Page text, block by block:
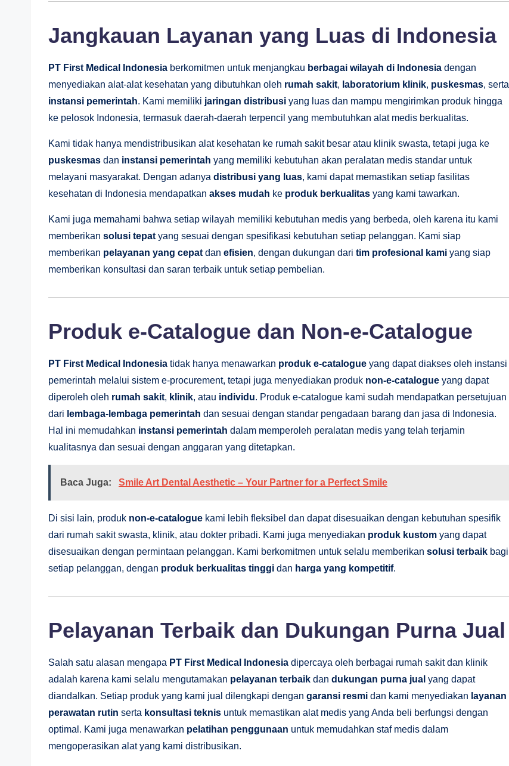
Jangkauan Layanan yang Luas di Indonesia
PT First Medical Indonesia berkomitmen untuk menjangkau berbagai wilayah di Indonesia dengan
menyediakan alat-alat kesehatan yang dibutuhkan oleh rumah sakit, laboratorium klinik, puskesmas, serta
instansi pemerintah. Kami memiliki jaringan distribusi yang luas dan mampu mengirimkan produk hingga
ke pelosok Indonesia, termasuk daerah-daerah terpencil yang membutuhkan alat medis berkualitas.
Kami tidak hanya mendistribusikan alat kesehatan ke rumah sakit besar atau klinik swasta, tetapi juga ke
puskesmas dan instansi pemerintah yang memiliki kebutuhan akan peralatan medis standar untuk
melayani masyarakat. Dengan adanya distribusi yang luas, kami dapat memastikan setiap fasilitas
kesehatan di Indonesia mendapatkan akses mudah ke produk berkualitas yang kami tawarkan.
Kami juga memahami bahwa setiap wilayah memiliki kebutuhan medis yang berbeda, oleh karena itu kami
memberikan solusi tepat yang sesuai dengan spesifikasi kebutuhan setiap pelanggan. Kami siap
memberikan pelayanan yang cepat dan efisien, dengan dukungan dari tim profesional kami yang siap
memberikan konsultasi dan saran terbaik untuk setiap pembelian.
Produk e-Catalogue dan Non-e-Catalogue
PT First Medical Indonesia tidak hanya menawarkan produk e-catalogue yang dapat diakses oleh instansi
pemerintah melalui sistem e-procurement, tetapi juga menyediakan produk non-e-catalogue yang dapat
diperoleh oleh rumah sakit, klinik, atau individu. Produk e-catalogue kami sudah mendapatkan persetujuan
dari lembaga-lembaga pemerintah dan sesuai dengan standar pengadaan barang dan jasa di Indonesia.
Hal ini memudahkan instansi pemerintah dalam memperoleh peralatan medis yang telah terjamin
kualitasnya dan sesuai dengan anggaran yang ditetapkan.
Baca Juga: Smile Art Dental Aesthetic – Your Partner for a Perfect Smile
Di sisi lain, produk non-e-catalogue kami lebih fleksibel dan dapat disesuaikan dengan kebutuhan spesifik
dari rumah sakit swasta, klinik, atau dokter pribadi. Kami juga menyediakan produk kustom yang dapat
disesuaikan dengan permintaan pelanggan. Kami berkomitmen untuk selalu memberikan solusi terbaik bagi
setiap pelanggan, dengan produk berkualitas tinggi dan harga yang kompetitif.
Pelayanan Terbaik dan Dukungan Purna Jual
Salah satu alasan mengapa PT First Medical Indonesia dipercaya oleh berbagai rumah sakit dan klinik
adalah karena kami selalu mengutamakan pelayanan terbaik dan dukungan purna jual yang dapat
diandalkan. Setiap produk yang kami jual dilengkapi dengan garansi resmi dan kami menyediakan layanan
perawatan rutin serta konsultasi teknis untuk memastikan alat medis yang Anda beli berfungsi dengan
optimal. Kami juga menawarkan pelatihan penggunaan untuk memudahkan staf medis dalam
mengoperasikan alat yang kami distribusikan.